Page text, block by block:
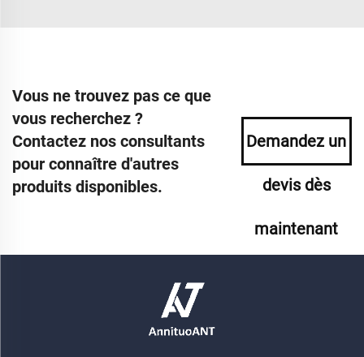
Vous ne trouvez pas ce que
vous recherchez ?
Contactez nos consultants
pour connaître d'autres
produits disponibles.
Demandez un
devis dès
maintenant